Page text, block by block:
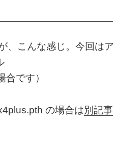
、こんな感じ。今回は
です）
の場合は別記事